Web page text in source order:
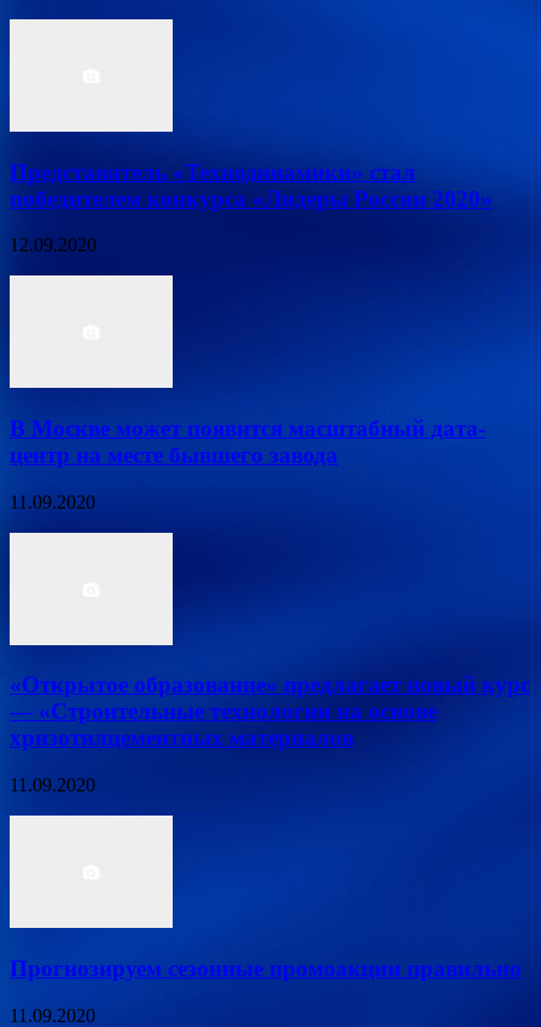
Представитель «Технодинамики» стал
победителем конкурса «Лидеры России 2020»
12.09.2020
В Москве может появится масштабный дата-
центр на месте бывшего завода
11.09.2020
«Открытое образование» предлагает новый курс
— «Строительные технологии на основе
хризотилцементных материалов
11.09.2020
Прогнозируем сезонные промоакции правильно
11.09.2020